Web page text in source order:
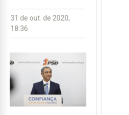
31 de out. de 2020,
18:36